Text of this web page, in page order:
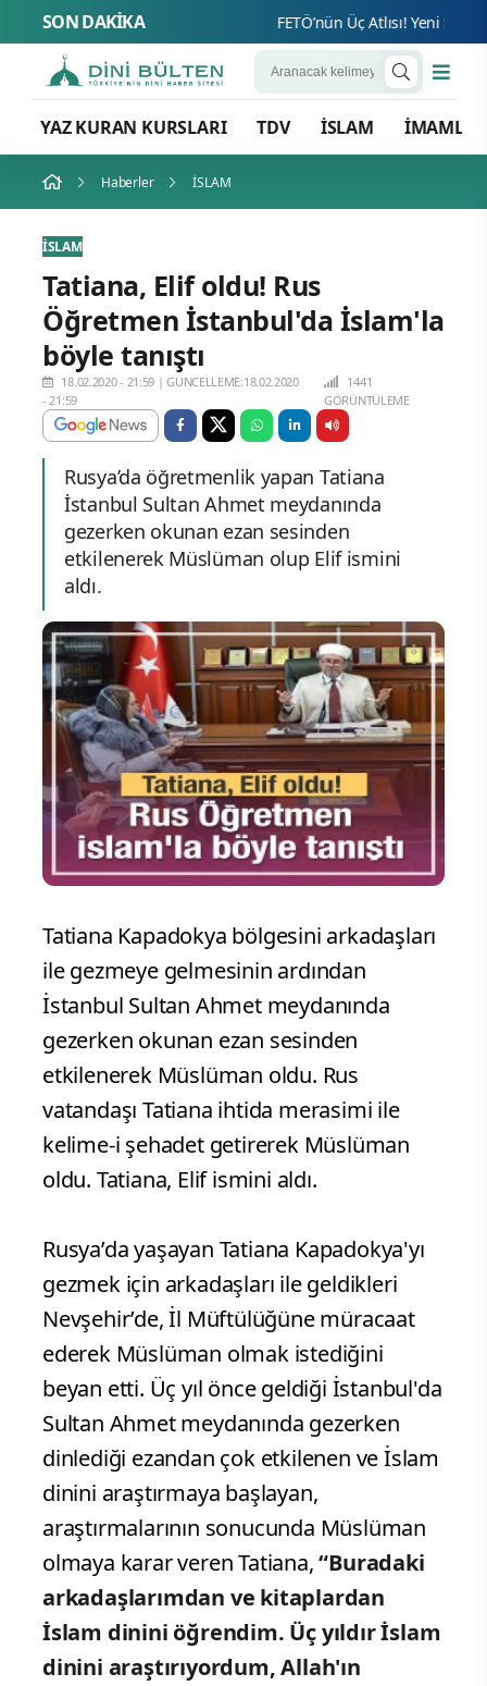
SON DAKİKA FETÖ’nün Üç Atlısı! Yeni
YAZ KURAN KURSLARI TDV İSLAM İMAMLAR
Haberler İSLAM
İSLAM
Tatiana, Elif oldu! Rus
Öğretmen İstanbul'da İslam'la
böyle tanıştı
18.02.2020 - 21:59 |GÜNCELLEME:18.02.2020
- 21:59
1441
GÖRÜNTÜLEME
Rusya’da öğretmenlik yapan Tatiana
İstanbul Sultan Ahmet meydanında
gezerken okunan ezan sesinden
etkilenerek Müslüman olup Elif ismini
aldı.
Tatiana Kapadokya bölgesini arkadaşları
ile gezmeye gelmesinin ardından
İstanbul Sultan Ahmet meydanında
gezerken okunan ezan sesinden
etkilenerek Müslüman oldu. Rus
vatandaşı Tatiana ihtida merasimi ile
kelime-i şehadet getirerek Müslüman
oldu. Tatiana, Elif ismini aldı.
Rusya’da yaşayan Tatiana Kapadokya'yı
gezmek için arkadaşları ile geldikleri
Nevşehir’de, İl Müftülüğüne müracaat
ederek Müslüman olmak istediğini
beyan etti. Üç yıl önce geldiği İstanbul'da
Sultan Ahmet meydanında gezerken
dinlediği ezandan çok etkilenen ve İslam
dinini araştırmaya başlayan,
araştırmalarının sonucunda Müslüman
olmaya karar veren Tatiana,“Buradaki
arkadaşlarımdan ve kitaplardan
İslam dinini öğrendim. Üç yıldır İslam
dinini araştırıyordum, Allah'ın